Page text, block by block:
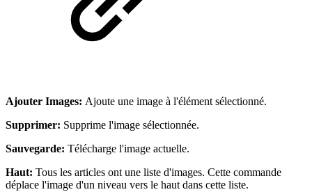
Ajouter Images: Ajoute une image à l'élément sélectionné.
Supprimer: Supprime l'image sélectionnée.
Sauvegarde: Télécharge l'image actuelle.
Haut: Tous les articles ont une liste d'images. Cette commande
déplace l'image d'un niveau vers le haut dans cette liste.